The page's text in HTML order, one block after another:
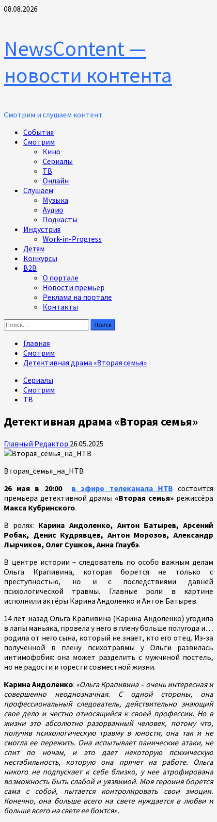
Перейти
08.08.2026
NewsContent —
новости контента
Смотрим и слушаем контент
Основное
меню
События
Смотрим
Кино
Сериалы
ТВ
Онлайн
Слушаем
Музыка
Аудио
Подкасты
Индустрия
Work-in-Progress
Детям
Конкурсы
B2B
О портале
Новости премьер
Реклама на портале
Контакты
Найти:
Главная
Смотрим
Детективная драма «Вторая семья»
Сериалы
Смотрим
ТВ
Детективная драма «Вторая семья»
Главный Редактор 26.05.2025
Вторая_семья_на_НТВ
26 мая в 20:00
в эфире телеканала НТВ состоится
премьера детективной драмы «Вторая семья» режиссёра
Макса Кубринского.
В ролях: Карина Андоленко, Антон Батырев, Арсений
Робак, Денис Кудрявцев, Антон Морозов, Александр
Лырчиков, Олег Сушков, Анна Глаубэ.
В центре истории – следователь по особо важным делам
Ольга Крапивина, которая борется не только с
преступностью, но и с последствиями давней
психологической травмы. Главные роли в картине
исполнили актёры Карина Андоленко и Антон Батырев.
14 лет назад Ольга Крапивина (Карина Андоленко) угодила
в лапы маньяка, провела у него в плену больше полугода и…
родила от него сына, который не знает, кто его отец. Из-за
полученной в плену психотравмы у Ольги развилась
интимофобия: она может разделить с мужчиной постель,
но не радости и горести совместной жизни.
Карина Андоленко: «Ольга Крапивина – очень интересная и
совершенно неоднозначная. С одной стороны, она
профессиональный следователь, действительно знающий
свое дело и честно относящийся к своей профессии. Но в
жизни это абсолютно разорванный человек, потому что,
получив психологическую травму в юности, она так и не
смогла ее пережить. Она испытывает панические атаки, не
спит по ночам, и это дает некоторую психическую
нестабильность, которую она прячет на работе. Ольга
никого не подпускает к себе близко, у нее атрофирована
возможность быть слабой и уязвимой. Моя героиня борется
сама с собой, пытается контролировать свои эмоции.
Конечно, она больше всего на свете нуждается в любви и
больше всего на свете ее боится».